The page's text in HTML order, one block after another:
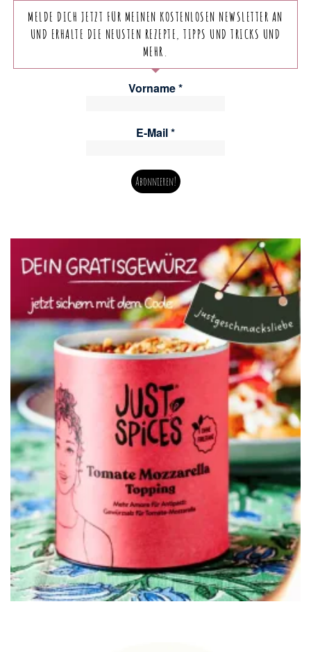
MELDE DICH JETZT FÜR MEINEN KOSTENLOSEN NEWSLETTER AN
UND ERHALTE DIE NEUSTEN REZEPTE, TIPPS UND TRICKS UND
MEHR.
Vorname*
E-Mail*